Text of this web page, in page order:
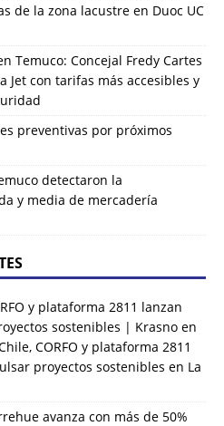
de la zona lacustre en Duoc UC
Temuco: Concejal Fredy Cartes
Jet con tarifas más accesibles y
preventivas por próximos
detectaron la
y media de mercadería
y plataforma 2811 lanzan
sostenibles | Krasno en
CORFO y plataforma 2811
proyectos sostenibles en La
avanza con más de 50%